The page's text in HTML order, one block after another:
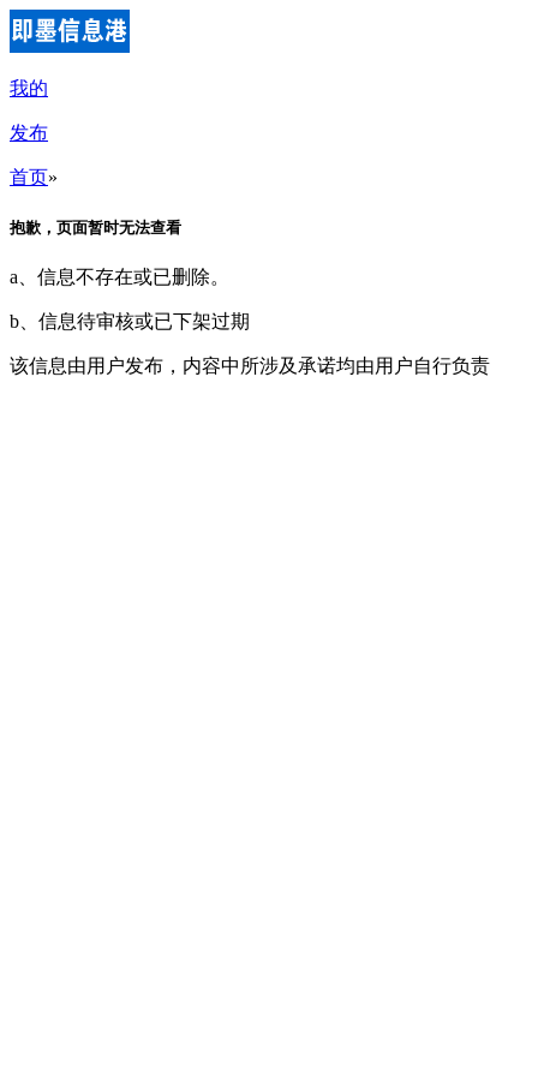
我的
发布
首页»
抱歉，页面暂时无法查看
a、信息不存在或已删除。
b、信息待审核或已下架过期
该信息由用户发布，内容中所涉及承诺均由用户自行负责